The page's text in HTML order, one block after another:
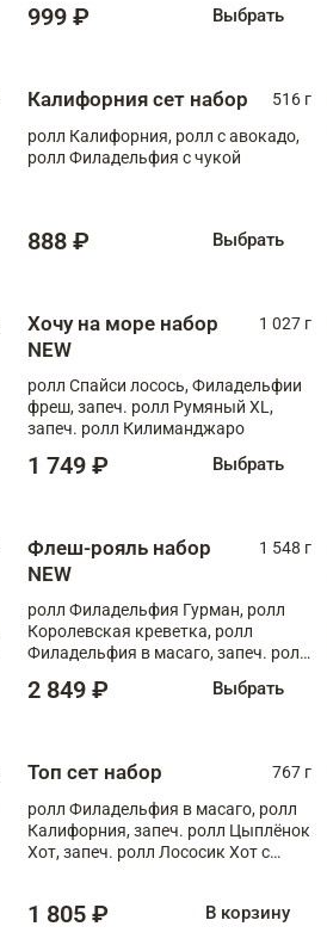
999 ₽ Выбрать
Калифорния сет набор
516 г
ролл Калифорния, ролл с авокадо,
ролл Филадельфия с чукой
888 ₽ Выбрать
Хочу на море набор
NEW
1 027 г
ролл Спайси лосось, Филадельфии
фреш, запеч. ролл Румяный XL,
запеч. ролл Килиманджаро
1 749 ₽ Выбрать
Флеш-рояль набор
NEW
1 548 г
ролл Филадельфия Гурман, ролл
Королевская креветка, ролл
Филадельфия в масаго, запеч. ролл
Тигровая креветка с моцареллой,
2 849 ₽ Выбрать
Топ сет набор
767 г
ролл Филадельфия в масаго, ролл
Калифорния, запеч. ролл Цыплёнок
Хот, запеч. ролл Лососик Хот с
1 805 ₽ В корзину